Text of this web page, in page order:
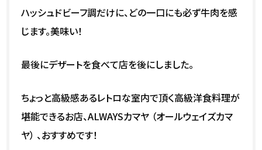
ハッシュドビーフ調だけに、どの一口にも必ず牛肉を感
じます。美味い！
最後にデザートを食べて店を後にしました。
ちょっと高級感あるレトロな室内で頂く高級洋食料理が
堪能できるお店、ALWAYSカマヤ （オールウェイズカマ
ヤ） 、おすすめです！